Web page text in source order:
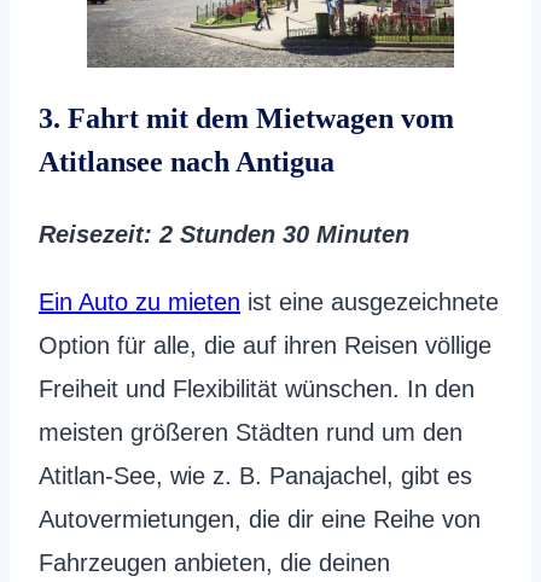
3. Fahrt mit dem Mietwagen vom
Atitlansee nach Antigua
Reisezeit: 2 Stunden 30 Minuten
Ein Auto zu mieten ist eine ausgezeichnete
Option für alle, die auf ihren Reisen völlige
Freiheit und Flexibilität wünschen. In den
meisten größeren Städten rund um den
Atitlan-See, wie z. B. Panajachel, gibt es
Autovermietungen, die dir eine Reihe von
Fahrzeugen anbieten, die deinen